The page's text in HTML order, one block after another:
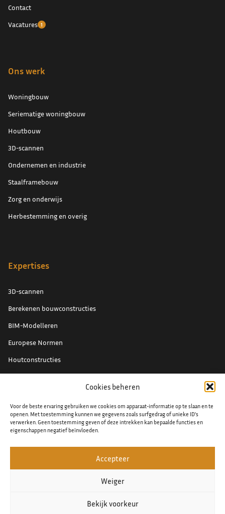
Cookies beheren
Voor de beste ervaring gebruiken we cookies om apparaat-informatie op te slaan en te
openen. Met toestemming kunnen we gegevens zoals surfgedrag of unieke ID's
verwerken. Geen toestemming geven of deze intrekken kan bepaalde functies en
eigenschappen negatief beïnvloeden.
Accepteer
Weiger
Bekijk voorkeur
Contact
Vacatures 1
Ons werk
Woningbouw
Seriematige woningbouw
Houtbouw
3D-scannen
Ondernemen en industrie
Staalframebouw
Zorg en onderwijs
Herbestemming en overig
Expertises
3D-scannen
Berekenen bouwconstructies
BIM-Modelleren
Europese Normen
Houtconstructies
Renovatieprojecten
Staal detaillering
Privacy verklaring